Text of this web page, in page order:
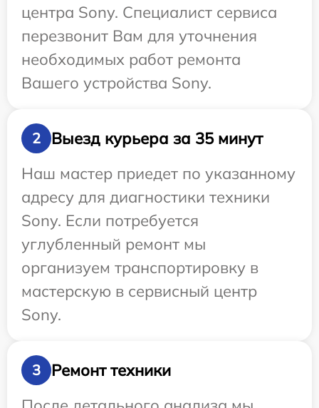
центра Sony. Специалист сервиса
перезвонит Вам для уточнения
необходимых работ ремонта
Вашего устройства Sony.
2
Выезд курьера за 35 минут
Наш мастер приедет по указанному
адресу для диагностики техники
Sony. Если потребуется
углубленный ремонт мы
организуем транспортировку в
мастерскую в сервисный центр
Sony.
3
Ремонт техники